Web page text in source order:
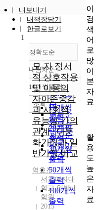
내보내기
내책장담기
한글로보기
정확도순
정확도
순
인기도
순
연도순
제목순
저자순
발행기
관순
내림차순
내림차순
10개씩 출력
10개씩
출력
20개씩
출력
30개씩
출력
50개씩
출력
100개씩
출력
조회
1
모-자 정서
적 상호작용
및 아동의
자아존중감
과 사회적
유능성 간의
관계 : 다문
화가정과 일
반가정 비교
염효진
서울여자대
학교 일반대
학원
2015
이
검
색
어
로
많
이
본
자
료
활
용
도
높
은
자
료